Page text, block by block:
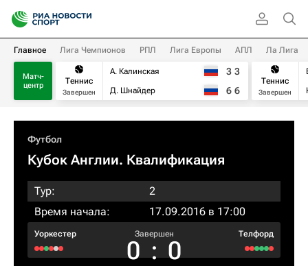
Главное Лига Чемпионов РПЛ Лига Европы АПЛ Ла Лига
Матч-
центр
Теннис
Завершен
А. Калинская
Д. Шнайдер
3 3
6 6
Теннис
Завершен
Футбол
Кубок Англии. Квалификация
Тур:
2
Время начала:
17.09.2016 в 17:00
Уоркестер Завершен
0 : 0
Телфорд